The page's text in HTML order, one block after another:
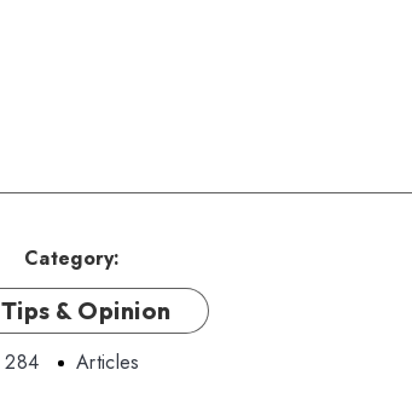
Category:
Tips & Opinion
284 Articles